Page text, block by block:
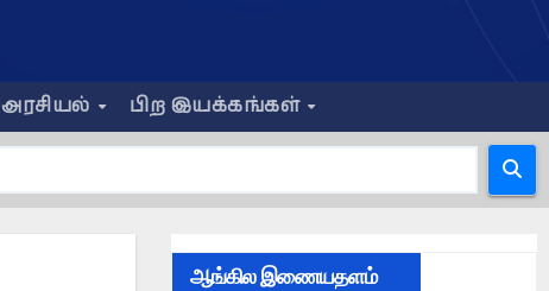
அரசியல் பிற இயக்கங்கள்
ஆங்கில இணையதளம்